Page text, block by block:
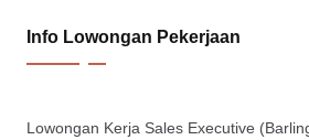
Info Lowongan Pekerjaan
Lowongan Kerja Sales Executive